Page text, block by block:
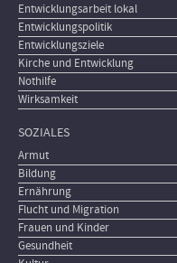
Entwicklungsarbeit lokal
Entwicklungspolitik
Entwicklungsziele
Kirche und Entwicklung
Nothilfe
Wirksamkeit
SOZIALES
Armut
Bildung
Ernährung
Flucht und Migration
Frauen und Kinder
Gesundheit